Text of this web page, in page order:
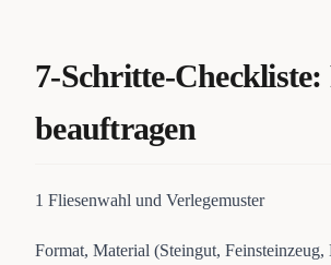
7-Schritte-Checkliste:
beauftragen
1 Fliesenwahl und Verlegemuster
Format, Material (Steingut,